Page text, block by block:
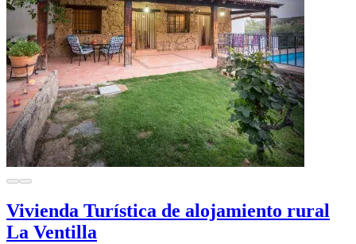
Vivienda Turística de alojamiento rural
La Ventilla